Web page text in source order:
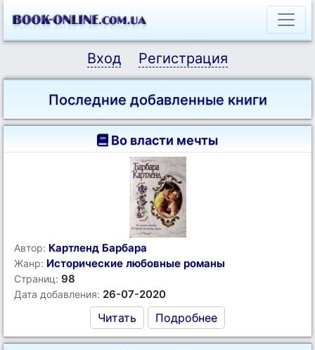
Вход Регистрация
Последние добавленные книги
Во власти мечты
Автор: Картленд Барбара
Жанр: Исторические любовные романы
Страниц: 98
Дата добавления: 26-07-2020
Читать Подробнее